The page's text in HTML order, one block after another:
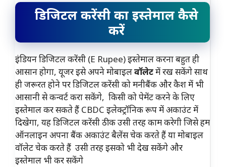
डिजिटल करेंसी का इस्तेमाल कैसे
करें
इंडियन डिजिटल करेंसी (E Rupee) इस्तेमाल करना बहुत ही
आसान होगा, यूजर इसे अपने मोबाइलवॉलेटमें रख सकेंगे साथ
ही जरूरत होने पर डिजिटल करेंसी को मनीबैंक और कैश में भी
आसानी से कन्वर्ट करा सकेंगे, किसी को पेमेंट करने के लिए
इस्तेमाल कर सकते हैं CBDC इलेक्ट्रॉनिक रूप में अकाउंट में
दिखेगा, यह डिजिटल करेंसी ठीक उसी तरह काम करेगी जिसे हम
ऑनलाइन अपना बैंक अकाउंट बैलेंस चेक करते हैं या मोबाइल
वॉलेट चेक करते हैं उसी तरह इसको भी देख सकेंगे और
इस्तेमाल भी कर सकेंगे